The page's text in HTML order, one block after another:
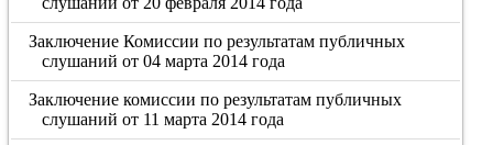
Заключение Комиссии по результатам публичных
слушаний от 04 марта 2014 года
Заключение комиссии по результатам публичных
слушаний от 11 марта 2014 года